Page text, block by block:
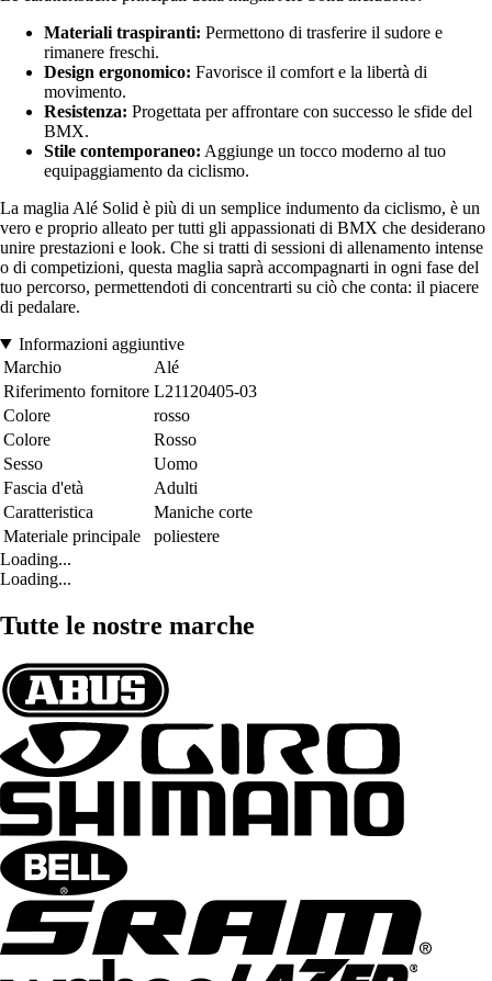
Materiali traspiranti: Permettono di trasferire il sudore e
rimanere freschi.
Design ergonomico: Favorisce il comfort e la libertà di
movimento.
Resistenza: Progettata per affrontare con successo le sfide del
BMX.
Stile contemporaneo: Aggiunge un tocco moderno al tuo
equipaggiamento da ciclismo.
La maglia Alé Solid è più di un semplice indumento da ciclismo, è un
vero e proprio alleato per tutti gli appassionati di BMX che desiderano
unire prestazioni e look. Che si tratti di sessioni di allenamento intense
o di competizioni, questa maglia saprà accompagnarti in ogni fase del
tuo percorso, permettendoti di concentrarti su ciò che conta: il piacere
di pedalare.
Informazioni aggiuntive
Marchio
Alé
Riferimento fornitore L21120405-03
Colore
rosso
Colore
Rosso
Sesso
Uomo
Fascia d'età
Adulti
Caratteristica
Maniche corte
Materiale principale
poliestere
Loading...
Loading...
Tutte le nostre marche